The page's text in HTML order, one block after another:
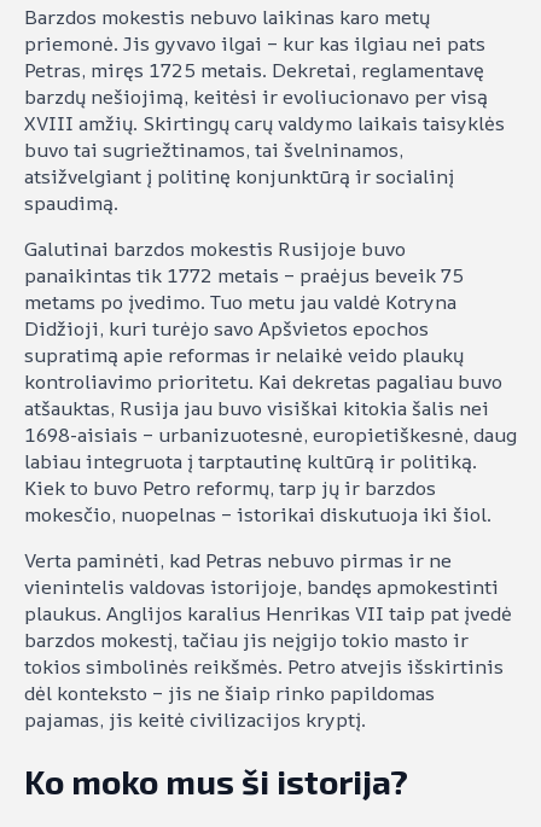
Barzdos mokestis nebuvo laikinas karo metų
priemonė. Jis gyvavo ilgai – kur kas ilgiau nei pats
Petras, miręs 1725 metais. Dekretai, reglamentavę
barzdų nešiojimą, keitėsi ir evoliucionavo per visą
XVIII amžių. Skirtingų carų valdymo laikais taisyklės
buvo tai sugriežtinamos, tai švelninamos,
atsižvelgiant į politinę konjunktūrą ir socialinį
spaudimą.
Galutinai barzdos mokestis Rusijoje buvo
panaikintas tik 1772 metais – praėjus beveik 75
metams po įvedimo. Tuo metu jau valdė Kotryna
Didžioji, kuri turėjo savo Apšvietos epochos
supratimą apie reformas ir nelaikė veido plaukų
kontroliavimo prioritetu. Kai dekretas pagaliau buvo
atšauktas, Rusija jau buvo visiškai kitokia šalis nei
1698-aisiais – urbanizuotesnė, europietiškesnė, daug
labiau integruota į tarptautinę kultūrą ir politiką.
Kiek to buvo Petro reformų, tarp jų ir barzdos
mokesčio, nuopelnas – istorikai diskutuoja iki šiol.
Verta paminėti, kad Petras nebuvo pirmas ir ne
vienintelis valdovas istorijoje, bandęs apmokestinti
plaukus. Anglijos karalius Henrikas VII taip pat įvedė
barzdos mokestį, tačiau jis neįgijo tokio masto ir
tokios simbolinės reikšmės. Petro atvejis išskirtinis
dėl konteksto – jis ne šiaip rinko papildomas
pajamas, jis keitė civilizacijos kryptį.
Ko moko mus ši istorija?